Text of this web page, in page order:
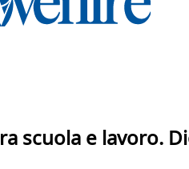
scuola e lavoro.